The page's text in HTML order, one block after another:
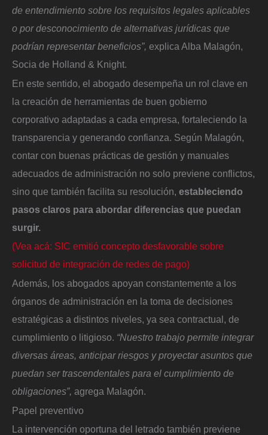
de entendimiento sobre los requisitos legales aplicables
o por desconocimiento de alternativas jurídicas que
podrían representar beneficios”, explica Alba Malagón,
Socia de Holland & Knight.
En este sentido, el abogado desempeña un rol clave en
la creación de herramientas de buen gobierno
corporativo adaptadas a cada empresa, fortaleciendo la
transparencia y generando confianza. Según Malagón,
contar con buenas prácticas de gestión y manuales
adecuados de administración no solo previene conflictos,
sino que también facilita su resolución, estableciendo
pasos claros para abordar diferencias que puedan
surgir.
(Vea acá: SIC emitió concepto desfavorable sobre
solicitud de integración de redes de pago)
Además, los abogados apoyan constantemente a los
órganos de administración en la toma de decisiones
estratégicas a distintos niveles, ya sea contractual, de
cumplimiento o litigioso. “Nuestro trabajo permite integrar
diversas áreas, anticipar riesgos y proyectar asuntos que
puedan ser trascendentales para el cumplimiento de
obligaciones”, agrega Malagón.
Papel preventivo
La intervención oportuna del letrado también previene